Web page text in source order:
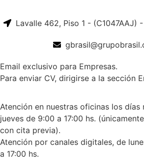
Lavalle 462, Piso 1 - (C1047AAJ)
Email exclusivo para Empresas.
Para enviar CV, dirigirse a la sección
Atención en nuestras oficinas los días
jueves de 9:00 a 17:00 hs.
con cita previa).
Atención por canales digitales, de
a 17:00 hs.